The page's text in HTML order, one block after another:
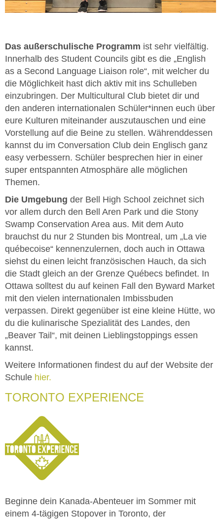
Das außerschulische Programm ist sehr vielfältig.
Innerhalb des Student Councils gibt es die „English
as a Second Language Liaison role“, mit welcher du
die Möglichkeit hast dich aktiv mit ins Schulleben
einzubringen. Der Multicultural Club bietet dir und
den anderen internationalen Schüler*innen euch über
eure Kulturen miteinander auszutauschen und eine
Vorstellung auf die Beine zu stellen. Währenddessen
kannst du im Conversation Club dein Englisch ganz
easy verbessern. Schüler besprechen hier in einer
super entspannten Atmosphäre alle möglichen
Themen.
Die Umgebung der Bell High School zeichnet sich
vor allem durch den Bell Aren Park und die Stony
Swamp Conservation Area aus. Mit dem Auto
brauchst du nur 2 Stunden bis Montreal, um „La vie
québecoise“ kennenzulernen, doch auch in Ottawa
siehst du einen leicht französischen Hauch, da sich
die Stadt gleich an der Grenze Québecs befindet. In
Ottawa solltest du auf keinen Fall den Byward Market
mit den vielen internationalen Imbissbuden
verpassen. Direkt gegenüber ist eine kleine Hütte, wo
du die kulinarische Spezialität des Landes, den
„Beaver Tail“, mit deinen Lieblingstoppings essen
kannst.
Weitere Informationen findest du auf der Website der
Schule hier.
TORONTO EXPERIENCE
Beginne dein Kanada-Abenteuer im Sommer mit
einem 4-tägigen Stopover in Toronto, der